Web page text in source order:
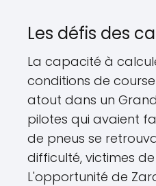
Les défis des
La capacité à
conditions de
atout dans un Grand
pilotes qui avaient
de pneus se
difficulté, victimes
L'opportunité de